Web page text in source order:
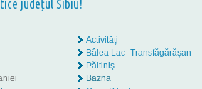
județul Sibiu!
Activităţi
Bâlea Lac- Transfăgărășan
Păltiniş
Bazna